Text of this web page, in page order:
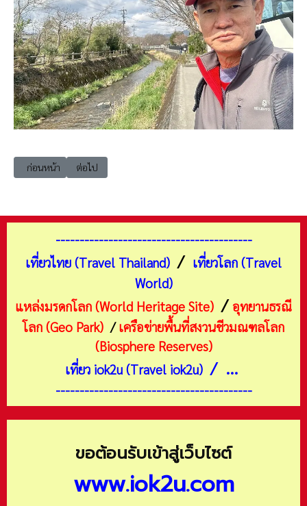
เนื้อหาก่อนหน้า: เที่ยวญี่ปุ่น โออิตะ เมืองเบปปุ หอคอยเมือง (Beppu Tower)
ก่อนหน้า เนื้อหาถัดไป: เที่ยวญี่ปุ่น โออิตะ หมู่บ้านยูฟูอิน ทะเลสาบคินริ
ต่อไป
-----------------------------------------
เที่ยวไทย (Travel Thailand) / เที่ยวโลก (Travel
World)
แหล่งมรดกโลก (World Heritage Site) /อุทยานธรณี
โลก (Geo Park) /เครือข่ายพื้นที่สงวนชีวมณฑลโลก
(Biosphere Reserves)
เที่ยว iok2u (Travel iok2u) / ...
-----------------------------------------
ขอต้อนรับเข้าสู่เว็บไซต์
www.iok2u.com